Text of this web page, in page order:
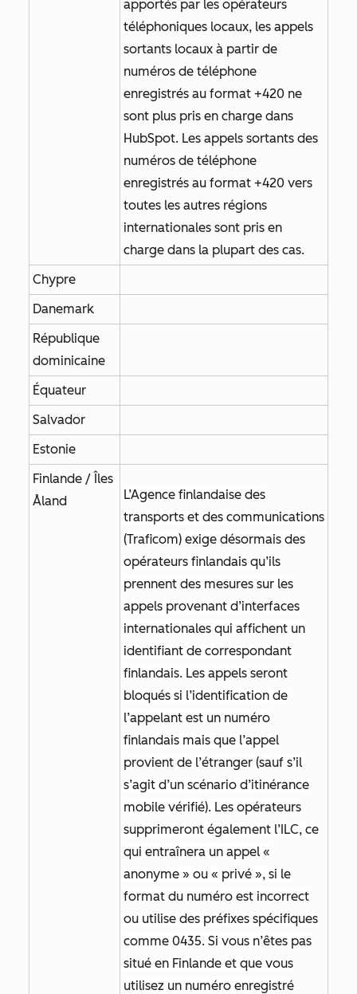
apportés par les opérateurs
téléphoniques locaux, les appels
sortants locaux à partir de
numéros de téléphone
enregistrés au format +420 ne
sont plus pris en charge dans
HubSpot. Les appels sortants des
numéros de téléphone
enregistrés au format +420 vers
toutes les autres régions
internationales sont pris en
charge dans la plupart des cas.
Chypre
Danemark
République
dominicaine
Équateur
Salvador
Estonie
Finlande / Îles
Åland
L’Agence finlandaise des
transports et des communications
(Traficom) exige désormais des
opérateurs finlandais qu’ils
prennent des mesures sur les
appels provenant d’interfaces
internationales qui affichent un
identifiant de correspondant
finlandais. Les appels seront
bloqués si l’identification de
l’appelant est un numéro
finlandais mais que l’appel
provient de l’étranger (sauf s’il
s’agit d’un scénario d’itinérance
mobile vérifié). Les opérateurs
supprimeront également l’ILC, ce
qui entraînera un appel «
anonyme » ou « privé », si le
format du numéro est incorrect
ou utilise des préfixes spécifiques
comme 0435. Si vous n’êtes pas
situé en Finlande et que vous
utilisez un numéro enregistré